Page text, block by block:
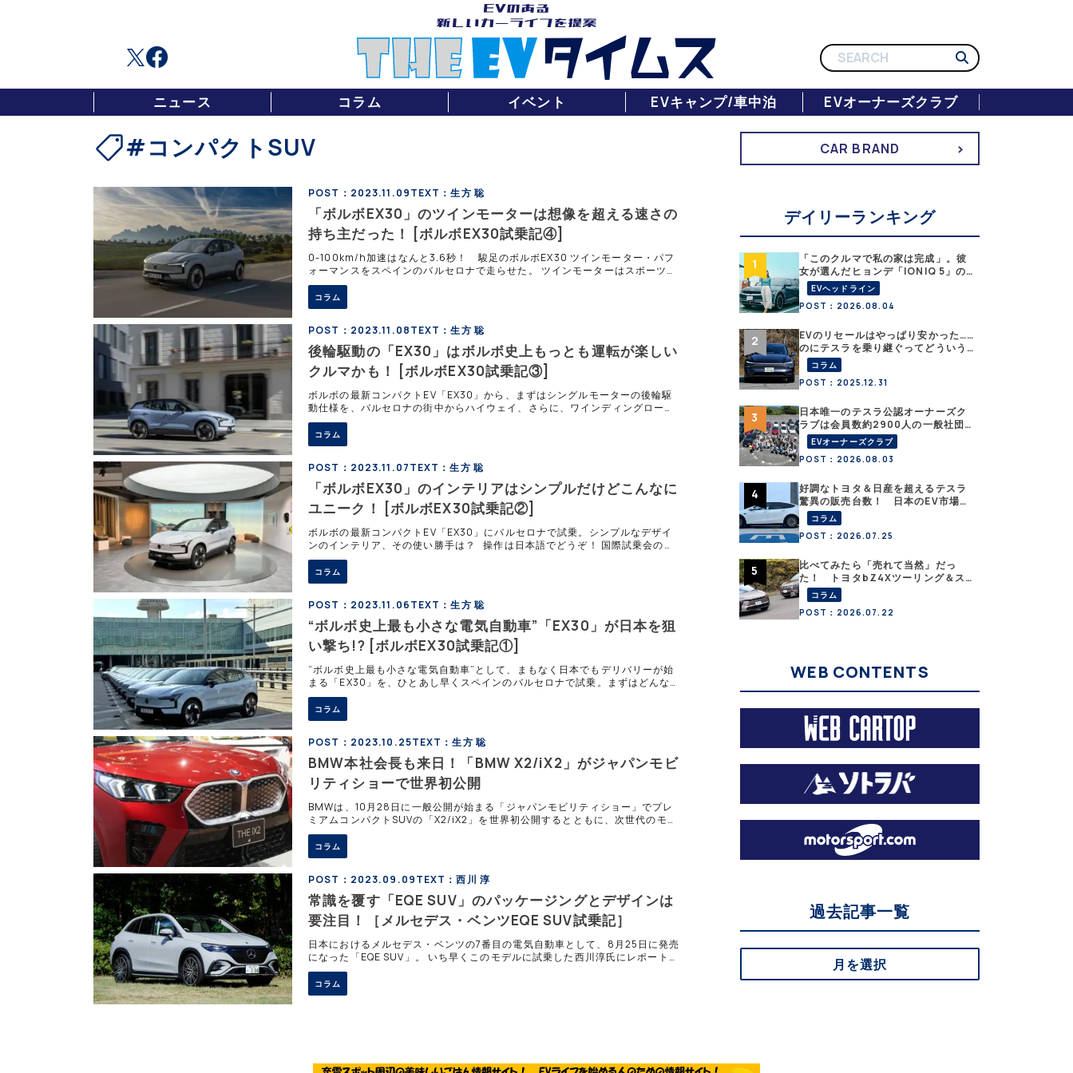
ニュース コラム イベント EVキャンプ/車中泊 EVオーナーズクラブ
#コンパクトSUV
POST：2023.11.09TEXT：生方 聡
「ボルボEX30」のツインモーターは想像を超える速さの
持ち主だった！ [ボルボEX30試乗記④]
0-100km/h加速はなんと3.6秒！ 駿足のボルボEX30 ツインモーター・パフ
ォーマンスをスペインのバルセロナで走らせた。 ツインモーターはスポーツカ
ー顔負けの速さが自慢 「EX30シングルモーター・エクステンデッ
コラム
POST：2023.11.08TEXT：生方 聡
後輪駆動の「EX30」はボルボ史上もっとも運転が楽しい
クルマかも！ [ボルボEX30試乗記③]
ボルボの最新コンパクトEV「EX30」から、まずはシングルモーターの後輪駆
動仕様を、バルセロナの街中からハイウェイ、さらに、ワインディングロード
を走らせた。 走り出す前に EX30を運転するための準備は簡単
コラム
POST：2023.11.07TEXT：生方 聡
「ボルボEX30」のインテリアはシンプルだけどこんなに
ユニーク！ [ボルボEX30試乗記②]
ボルボの最新コンパクトEV「EX30」にバルセロナで試乗。シンプルなデザイ
ンのインテリア、その使い勝手は？ 操作は日本語でどうぞ！ 国際試乗会の拠
点となるバルセロナ空港の会場に着くと、簡単な説明のあとにカー
コラム
POST：2023.11.06TEXT：生方 聡
“ボルボ史上最も小さな電気自動車”「EX30」が日本を狙
い撃ち!? [ボルボEX30試乗記①]
“ボルボ史上最も小さな電気自動車”として、まもなく日本でもデリバリーが始
まる「EX30」を、ひとあし早くスペインのバルセロナで試乗。まずはどんな
クルマなのかを確認しておこう。 1,550mmの全高がうれしい
コラム
POST：2023.10.25TEXT：生方 聡
BMW本社会長も来日！「BMW X2/iX2」がジャパンモビ
リティショーで世界初公開
BMWは、10月28日に一般公開が始まる「ジャパンモビリティショー」でプレ
ミアムコンパクトSUVの「X2/iX2」を世界初公開するとともに、次世代のモビ
リティを示す「ビジョン・ノイエ・クラッセ」をアジア初公開する。 &n
コラム
POST：2023.09.09TEXT：西川 淳
常識を覆す「EQE SUV」のパッケージングとデザインは
要注目！［メルセデス・ベンツEQE SUV試乗記］
日本におけるメルセデス・ベンツの7番目の電気自動車として、8月25日に発売
になった「EQE SUV」。 いち早くこのモデルに試乗した西川淳氏にレポートし
てもらった。上位モデルのEQS SUVも知る西川氏にEQE SUVは
コラム
CAR BRAND
デイリーランキング
「このクルマで私の家は完成」。彼
女が選んだヒョンデ「IONIQ 5」の
「エネルギーハック」な生活【なな
みんEVレポート その１】
EVヘッドライン
POST：2026.08.04
EVのリセールはやっぱり安かった……
のにテスラを乗り継ぐってどういう
こと？ 【テスラ沼にはまった大学
教授のEV生活・その１】
コラム
POST：2025.12.31
日本唯一のテスラ公認オーナーズク
ラブは会員数約2900人の一般社団
法人〈テスラオーナーズクラブジャ
パン（TOCJ）〉
EVオーナーズクラブ
POST：2026.08.03
好調なトヨタ＆日産を超えるテスラ
驚異の販売台数！ 日本のEV市場は
ますます拡大
コラム
POST：2026.07.25
比べてみたら「売れて当然」だっ
た！ トヨタbZ4Xツーリング＆ス
バル・トレイルシーカーが販売絶好
調なワケ
コラム
POST：2026.07.22
WEB CONTENTS
過去記事一覧
月を選択